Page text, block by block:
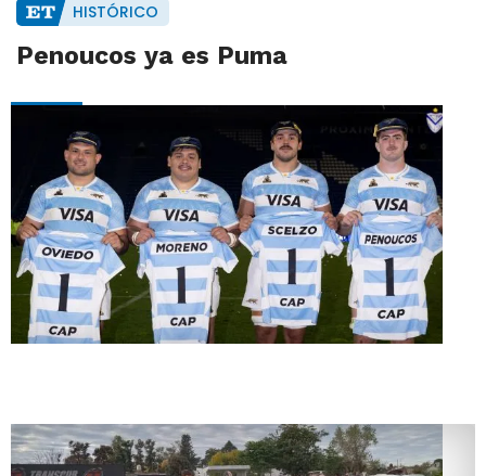
HISTÓRICO
Penoucos ya es Puma